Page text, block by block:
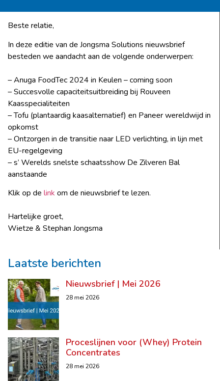
Beste relatie,
In deze editie van de Jongsma Solutions nieuwsbrief
besteden we aandacht aan de volgende onderwerpen:
– Anuga FoodTec 2024 in Keulen – coming soon
– Succesvolle capaciteitsuitbreiding bij Rouveen
Kaasspecialiteiten
– Tofu (plantaardig kaasalternatief) en Paneer wereldwijd in
opkomst
– Ontzorgen in de transitie naar LED verlichting, in lijn met
EU-regelgeving
– s’ Werelds snelste schaatsshow De Zilveren Bal
aanstaande
Klik op de link om de nieuwsbrief te lezen.
Hartelijke groet,
Wietze & Stephan Jongsma
Laatste berichten
Nieuwsbrief | Mei 2026
28 mei 2026
Proceslijnen voor (Whey) Protein
Concentrates
28 mei 2026